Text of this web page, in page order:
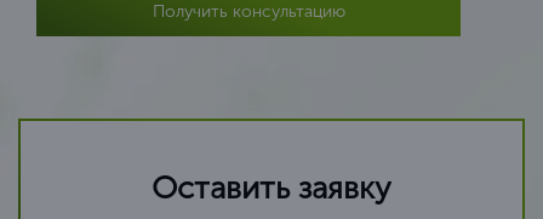
Получить консультацию
Оставить заявку